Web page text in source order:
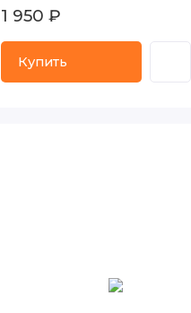
1 950 ₽
Купить